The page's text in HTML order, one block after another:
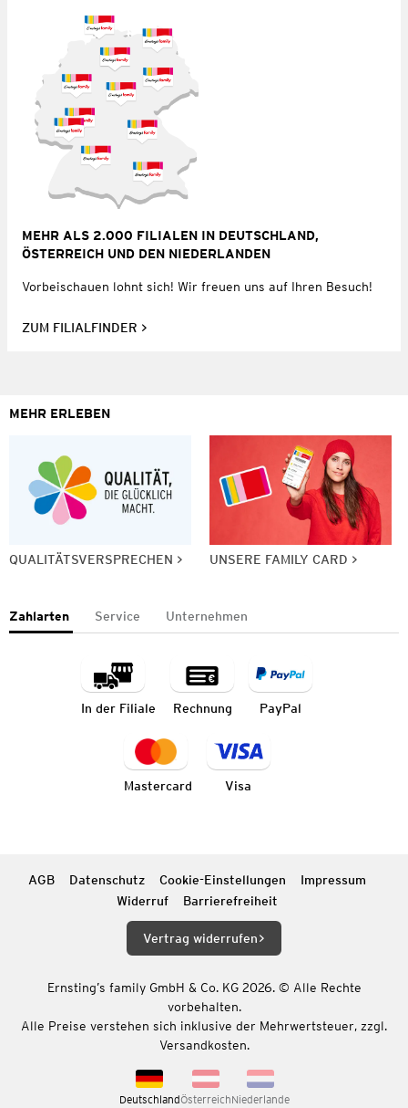
MEHR ALS 2.000 FILIALEN IN DEUTSCHLAND,
ÖSTERREICH UND DEN NIEDERLANDEN
Vorbeischauen lohnt sich! Wir freuen uns auf Ihren Besuch!
ZUM FILIALFINDER
MEHR ERLEBEN
QUALITÄTSVERSPRECHEN UNSERE FAMILY CARD
Zahlarten Service Unternehmen
In der Filiale Rechnung PayPal
Mastercard Visa
AGB Datenschutz Cookie-Einstellungen
Impressum
Widerruf
Barrierefreiheit
Vertrag widerrufen
Ernsting’s family GmbH & Co. KG 2026. © Alle Rechte
vorbehalten.
Alle Preise verstehen sich inklusive der Mehrwertsteuer, zzgl.
Versandkosten.
DeutschlandÖsterreichNiederlande